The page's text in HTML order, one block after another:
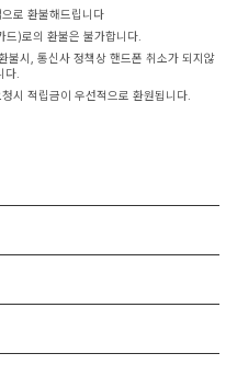
로 환불해드립니다
드)로의 환불은 불가합니다.
불시, 통신사 정책상 핸드폰 취소가 되지않
다.
시 적립금이 우선적으로 환원됩니다.